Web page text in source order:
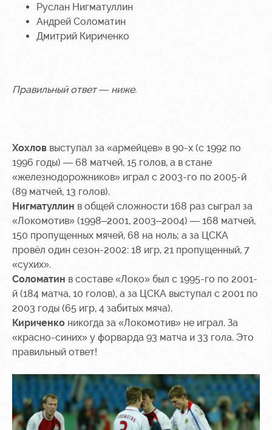
Руслан Нигматуллин
Андрей Соломатин
Дмитрий Кириченко
Правильный ответ — ниже.
Хохлов выступал за «армейцев» в 90-х (с 1992 по
1996 годы) — 68 матчей, 15 голов, а в стане
«железнодорожников» играл с 2003-го по 2005-й
(89 матчей, 13 голов).
Нигматуллин в общей сложности 168 раз сыграл за
«Локомотив» (1998–2001, 2003–2004) — 168 матчей,
150 пропущенных мячей, 68 на ноль; а за ЦСКА
провёл один сезон-2002: 18 игр, 21 пропущенный, 7
«сухих».
Соломатин в составе «Локо» был с 1995-го по 2001-
й (184 матча, 10 голов), а за ЦСКА выступал с 2001 по
2003 годы (65 игр, 4 забитых мяча).
Кириченко никогда за «Локомотив» не играл. За
«красно-синих» у форварда 93 матча и 33 гола. Это
правильный ответ!